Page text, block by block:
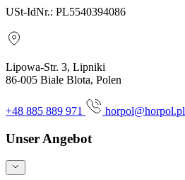
USt-IdNr.: PL5540394086
Lipowa-Str. 3, Lipniki
86-005 Biale Blota, Polen
+48 885 889 971 horpol@horpol.pl
Unser Angebot